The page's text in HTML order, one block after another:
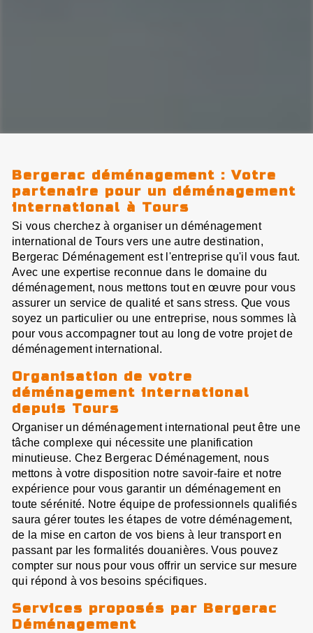
Bergerac déménagement : Votre
partenaire pour un déménagement
international à Tours
Si vous cherchez à organiser un déménagement
international de Tours vers une autre destination,
Bergerac Déménagement est l'entreprise qu'il vous faut.
Avec une expertise reconnue dans le domaine du
déménagement, nous mettons tout en œuvre pour vous
assurer un service de qualité et sans stress. Que vous
soyez un particulier ou une entreprise, nous sommes là
pour vous accompagner tout au long de votre projet de
déménagement international.
Organisation de votre
déménagement international
depuis Tours
Organiser un déménagement international peut être une
tâche complexe qui nécessite une planification
minutieuse. Chez Bergerac Déménagement, nous
mettons à votre disposition notre savoir-faire et notre
expérience pour vous garantir un déménagement en
toute sérénité. Notre équipe de professionnels qualifiés
saura gérer toutes les étapes de votre déménagement,
de la mise en carton de vos biens à leur transport en
passant par les formalités douanières. Vous pouvez
compter sur nous pour vous offrir un service sur mesure
qui répond à vos besoins spécifiques.
Services proposés par Bergerac
Déménagement